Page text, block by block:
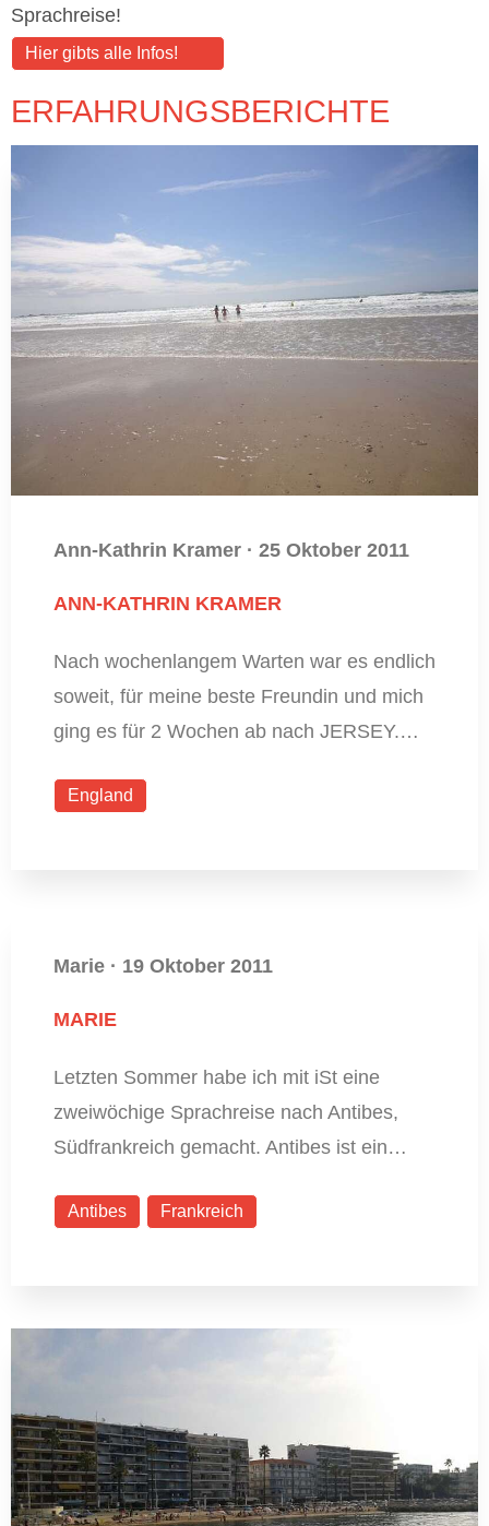
Sprachreise!
Hier gibts alle Infos!
ERFAHRUNGSBERICHTE
Ann-Kathrin Kramer · 25 Oktober 2011
ANN-KATHRIN KRAMER
Nach wochenlangem Warten war es endlich
soweit, für meine beste Freundin und mich
ging es für 2 Wochen ab nach JERSEY.…
England
Marie · 19 Oktober 2011
MARIE
Letzten Sommer habe ich mit iSt eine
zweiwöchige Sprachreise nach Antibes,
Südfrankreich gemacht. Antibes ist ein…
Antibes Frankreich